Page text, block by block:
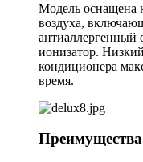
Модель оснащена
воздуха,
ионизатор.
кондиционера
время.
Преимущества